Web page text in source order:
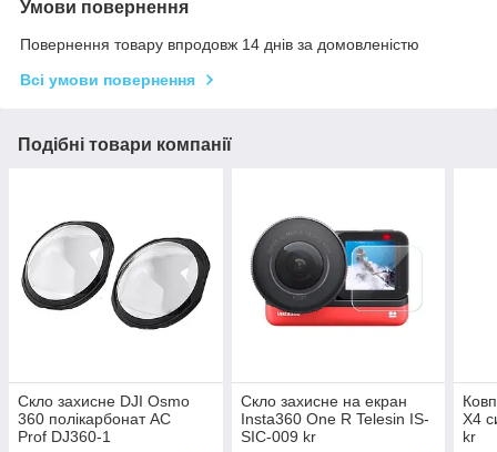
Умови повернення
Повернення товару впродовж 14 днів за домовленістю
Всі умови повернення
Подібні товари компанії
Скло захисне DJI Osmo
360 полікарбонат AC
Prof DJ360-1
Скло захисне на екран
Insta360 One R Telesin IS-
SIC-009 kr
X4
kr